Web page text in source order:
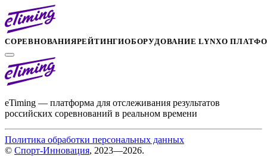
СОРЕВНОВАНИЯРЕЙТИНГИОБОРУДОВАНИЕ LYNXО
eTiming — платформа для отслеживания результатов
российских соревнований в реальном времени
Политика обработки персональных данных
© Спорт-Инновация, 2023—2026.